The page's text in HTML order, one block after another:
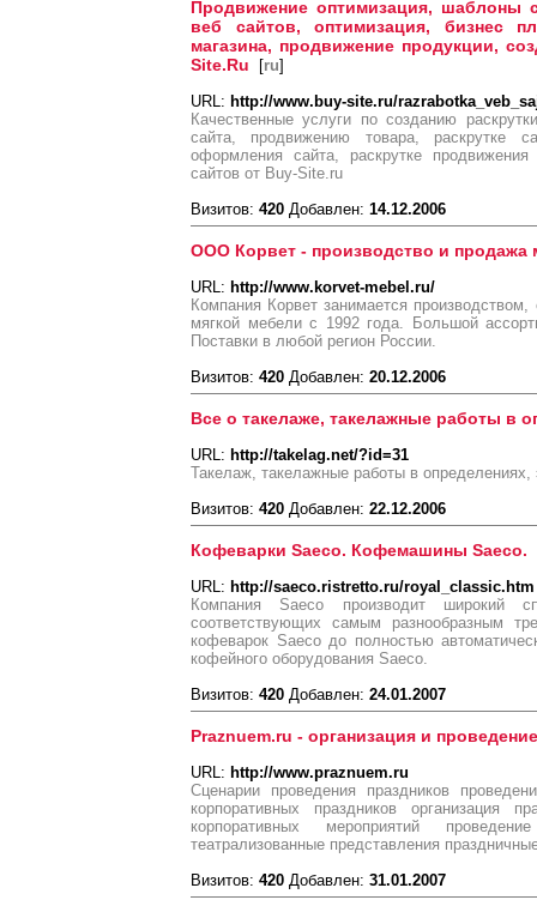
Продвижение оптимизация, шаблоны
веб сайтов, оптимизация, бизнес
магазина, продвижение продукции,
Site.Ru [ru]
URL: http://www.buy-site.ru/
Качественные услуги по созданию
сайта, продвижению товара, раскрутке
оформления сайта, раскрутке
сайтов от Buy-Site.ru
Визитов: 420 Добавлен: 14.12.2006
ООО Корвет - производство и продажа
URL: http://www.korvet-mebel.ru/
Компания Корвет занимается
мягкой мебели с 1992 года. Большой
Поставки в любой регион России.
Визитов: 420 Добавлен: 20.12.2006
Все о такелаже, такелажные работы в
URL: http://takelag.net/?id=31
Такелаж, такелажные работы в определениях,
Визитов: 420 Добавлен: 22.12.2006
Кофеварки Saeco. Кофемашины Saeco.
URL: http://saeco.ristretto.ru/royal_classic.htm
Компания Saeco производит широкий
соответствующих самым разнообразным
кофеварок Saeco до полностью
кофейного оборудования Saeco.
Визитов: 420 Добавлен: 24.01.2007
Praznuem.ru - организация и
URL: http://www.praznuem.ru
Сценарии проведения праздников
корпоративных праздников организация
корпоративных мероприятий
театрализованные представления
Визитов: 420 Добавлен: 31.01.2007